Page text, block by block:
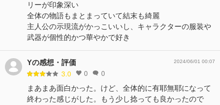
リーが印象深い
全体の物語もまとまっていて結末も綺麗
主人公の示現流がかっこいいし、キャラクターの服装や
武器が個性的かつ華やかで好き
Yの感想・評価
3.0 0 0
2024/06/01 00:07
まあまあ面白かった。けど、全体的に有耶無耶になって
終わった感じがした。もう少し捻っても良かったので